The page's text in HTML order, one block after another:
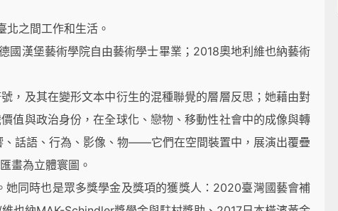
之間工作和生活。
國漢堡藝術學院自由藝術學士畢業；2018奧地利維也納藝術
，及其在變形文本中衍生的混種聯覺的層層反思；她藉由對
值與政治身份，在全球化、戀物、移動性社會中的成像與轉
話語、行為、影像、物——它們在空間裝置中，展演出覆疊
畫為立體寰圖。
同時也是眾多獎學金及獎項的獲獎人：2020臺灣國藝會補